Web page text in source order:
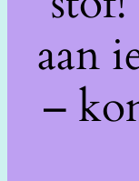
aan
–